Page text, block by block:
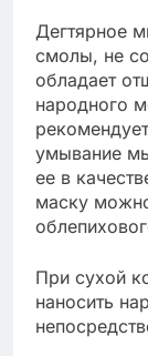
Дегтярное
смолы, не
обладает
народного
умывание
ее в
маску
При сухой
наносить